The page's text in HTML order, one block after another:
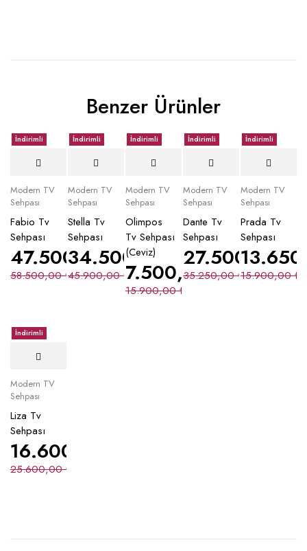
Benzer Ürünler
İndirimli
Modern TV
Sehpası
Fabio Tv
Sehpası
58.500,00₺
47.500,00₺
İndirimli
Modern TV
Sehpası
Stella Tv
Sehpası
45.900,00₺
34.500,00
İndirimli
Modern TV
Sehpası
Olimpos
Tv Sehpası
(Ceviz)
15.900,00₺
7.500,00₺
İndirimli
Modern TV
Sehpası
Dante Tv
Sehpası
35.250,00₺
27.500,00₺
İndirimli
Modern TV
Sehpası
Prada Tv
Sehpası
15.900,00₺
İndirimli
Modern TV
Sehpası
Liza Tv
Sehpası
25.600,00₺
16.600,00